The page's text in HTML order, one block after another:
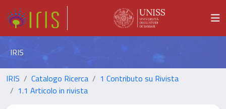
IRIS
IRIS Catalogo Ricerca
1 Contributo su Rivista
1.1 Articolo in rivista